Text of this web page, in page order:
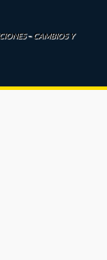
–CAMBIOS Y